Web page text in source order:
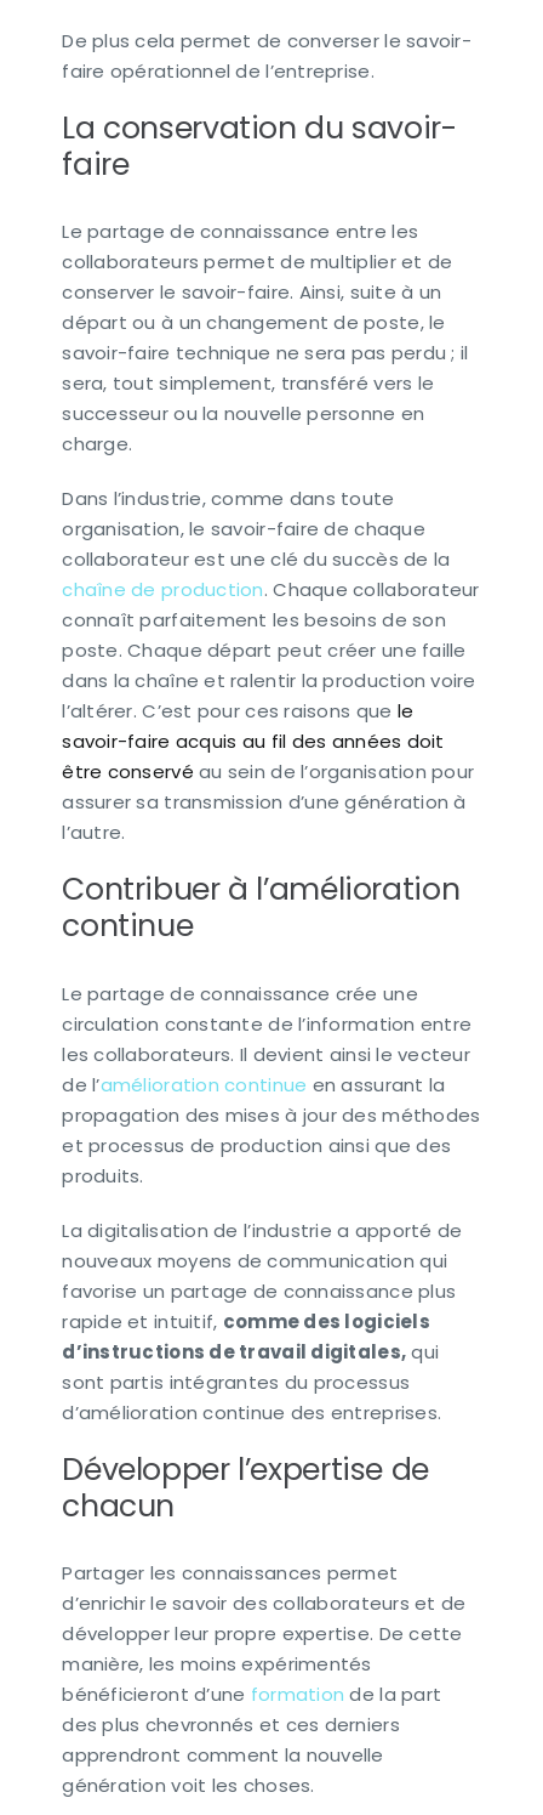
De plus cela permet de converser le savoir-
faire opérationnel de l’entreprise.
La conservation du savoir-
faire
Le partage de connaissance entre les
collaborateurs permet de multiplier et de
conserver le savoir-faire. Ainsi, suite à un
départ ou à un changement de poste, le
savoir-faire technique ne sera pas perdu ; il
sera, tout simplement, transféré vers le
successeur ou la nouvelle personne en
charge.
Dans l’industrie, comme dans toute
organisation, le savoir-faire de chaque
collaborateur est une clé du succès de la
chaîne de production. Chaque collaborateur
connaît parfaitement les besoins de son
poste. Chaque départ peut créer une faille
dans la chaîne et ralentir la production voire
l’altérer. C’est pour ces raisons que le
savoir-faire acquis au fil des années doit
être conservé au sein de l’organisation pour
assurer sa transmission d’une génération à
l’autre.
Contribuer à l’amélioration
continue
Le partage de connaissance crée une
circulation constante de l’information entre
les collaborateurs. Il devient ainsi le vecteur
de l’amélioration continue en assurant la
propagation des mises à jour des méthodes
et processus de production ainsi que des
produits.
La digitalisation de l’industrie a apporté de
nouveaux moyens de communication qui
favorise un partage de connaissance plus
rapide et intuitif, comme des logiciels
d’instructions de travail digitales,qui
sont partis intégrantes du processus
d’amélioration continue des entreprises.
Développer l’expertise de
chacun
Partager les connaissances permet
d’enrichir le savoir des collaborateurs et de
développer leur propre expertise. De cette
manière, les moins expérimentés
bénéficieront d’une formation de la part
des plus chevronnés et ces derniers
apprendront comment la nouvelle
génération voit les choses.